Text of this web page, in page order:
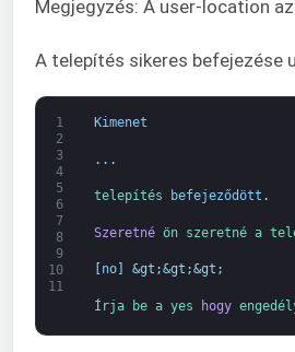
Megjegyzés: A user-location
A telepítés sikeres befejezése
1
2
3
4
5
6
7
8
9
10
11
Kimenet
. . .
telepítés befejeződött .
Szeretné ön szeretné a
no] &gt;&gt;&gt;
Írja be a yes hogy